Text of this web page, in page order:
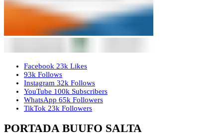
Facebook 23k Likes
93k Follows
Instagram 32k Follows
YouTube 100k Subscribers
WhatsApp 65k Followers
TikTok 23k Followers
PORTADA BUUFO SALTA